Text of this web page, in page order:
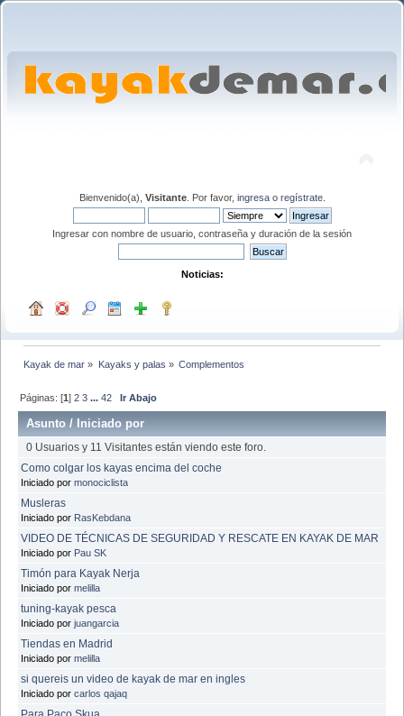
Bienvenido(a), Visitante. Por favor, ingresao regístrate.
Ingresar con nombre de usuario, contraseña y duración de la sesión
Noticias:
Kayak de mar » Kayaks y palas » Complementos
Páginas: [1]2 3 ...42 Ir Abajo
Asunto / Iniciado por
0 Usuarios y 11 Visitantes están viendo este foro.
Como colgar los kayas encima del coche
Iniciado por monociclista
Musleras
Iniciado por RasKebdana
VIDEO DE TÉCNICAS DE SEGURIDAD Y RESCATE EN KAYAK DE MAR
Iniciado por Pau SK
Timón para Kayak Nerja
Iniciado por melilla
tuning-kayak pesca
Iniciado por juangarcia
Tiendas en Madrid
Iniciado por melilla
si quereis un video de kayak de mar en ingles
Iniciado por carlos qajaq